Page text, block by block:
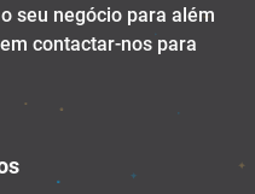
seu negócio para além
contactar-nos para